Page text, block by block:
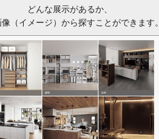
どんな展示があるか、
像（イメージ）から探すことができます。